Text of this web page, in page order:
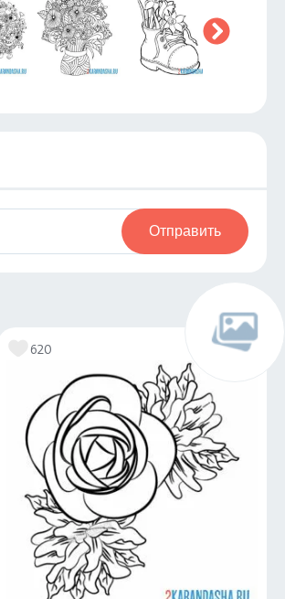
Отправить
620